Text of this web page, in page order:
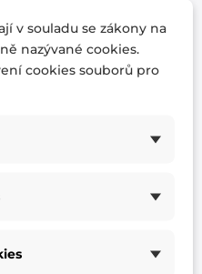
postýlky KUBÍK
postýlky
v souladu se zákony na
nazývané cookies.
cookies souborů pro